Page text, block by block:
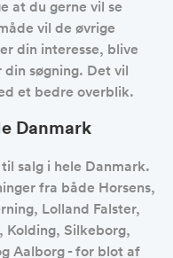
at du gerne vil se
vil de øvrige
din interesse, blive
søgning. Det vil
et bedre overblik.
Danmark
salg i hele Danmark.
fra både Horsens,
Lolland Falster,
Kolding, Silkeborg,
Aalborg - for blot af